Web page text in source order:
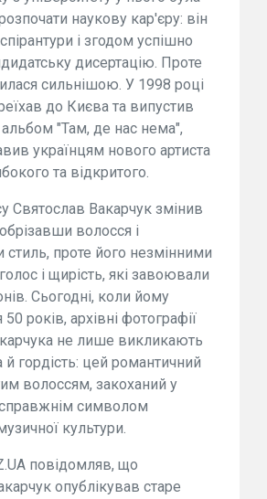
наукову кар'єру: він
і згодом успішно
дисертацію. Проте
сильнішою. У 1998 році
до Києва та випустив
"Там, де нас нема",
українцям нового артиста
та відкритого.
Святослав Вакарчук змінив
волосся і
проте його незмінними
і щирість, які завоювали
Сьогодні, коли йому
років, архівні фотографії
не лише викликають
й гордість: цей романтичний
волоссям, закоханий у
справжнім символом
культури.
повідомляв, що
опублікував старе